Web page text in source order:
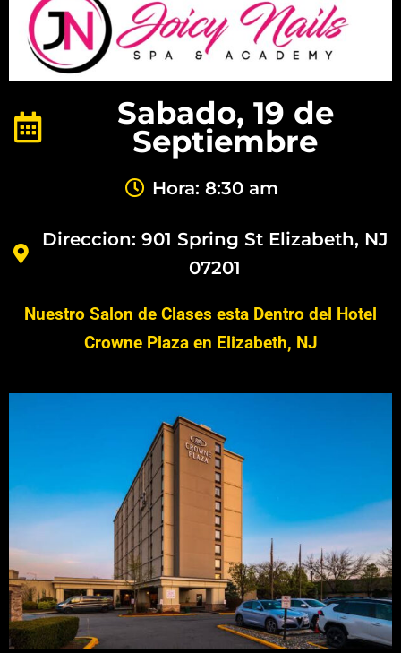
Sabado, 19 de
Septiembre
Hora: 8:30 am
Direccion: 901 Spring St Elizabeth, NJ
07201
Nuestro Salon de Clases esta Dentro del Hotel
Crowne Plaza en Elizabeth, NJ